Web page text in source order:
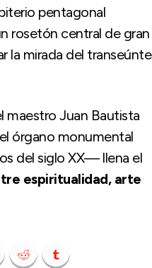
pentagonal
rosetón central de gran
la mirada del transeúnte
maestro Juan Bautista
órgano monumental
del siglo XX— llena el
espiritualidad, arte